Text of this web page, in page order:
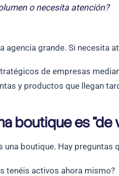
o necesita atención?
agencia grande. Si necesita
de empresas
y productos que llegan
boutique es “de
una boutique. Hay preguntas
tenéis activos ahora mismo?